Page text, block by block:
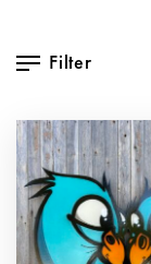
Filter